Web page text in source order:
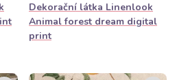
Dekorační látka Linenlook
Animal forest dream digital
print